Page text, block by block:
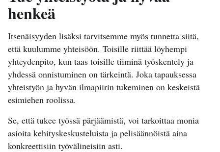
henkeä
Itsenäisyyden lisäksi tarvitsemme myös tunnetta siitä,
että kuulumme yhteisöön. Toisille riittää löyhempi
yhteydenpito, kun taas toisille tiiminä työskentely ja
yhdessä onnistuminen on tärkeintä. Joka tapauksessa
yhteistyön ja hyvän ilmapiirin tukeminen on keskeistä
esimiehen roolissa.
Se, että tukee työssä pärjäämistä, voi tarkoittaa monia
asioita kehityskeskusteluista ja pelisäännöistä aina
konkreettisiin työvälineisiin asti.